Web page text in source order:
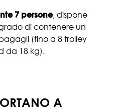
7 persone, dispone
di contenere un
(fino a 8 trolley
da 18 kg).
A